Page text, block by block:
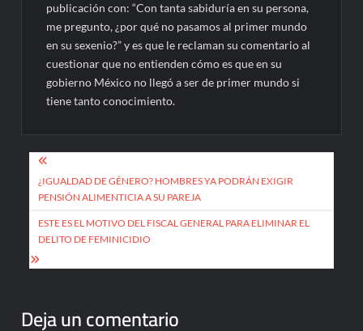
publicación con: “Con tanta sabiduría en su persona,
me pregunto, ¿por qué no pasamos al primer mundo
en su sexenio?” y es que le reclaman su comentario al
cuestionar que no entienden cómo es que en su
gobierno México no llegó a ser de primer mundo si
tiene tanto conocimiento.
Navegación
de
entradas
¿IGUALDAD DE GÉNERO? HOMBRES YA PODRÁN EXIGIR
PENSIÓN ALIMENTICIA A SU PAREJA
ESTE ES EL MOTIVO DEL FISCAL GENERAL PARA ELIMINAR EL
DELITO DE FEMINICIDIO
Deja un comentario